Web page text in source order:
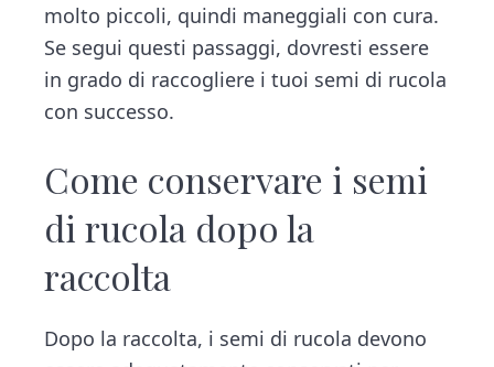
molto piccoli, quindi maneggiali con cura.
Se segui questi passaggi, dovresti essere
in grado di raccogliere i tuoi semi di rucola
con successo.
Come conservare i semi
di rucola dopo la
raccolta
Dopo la raccolta, i semi di rucola devono